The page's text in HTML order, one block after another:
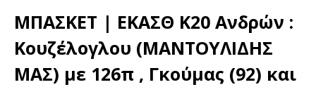
ΜΠΑΣΚΕΤ | ΕΚΑΣΘ K20 Ανδρών :
Κουζέλογλου (ΜΑΝΤΟΥΛΙΔΗΣ
ΜΑΣ) με 126π , Γκούμας (92) και